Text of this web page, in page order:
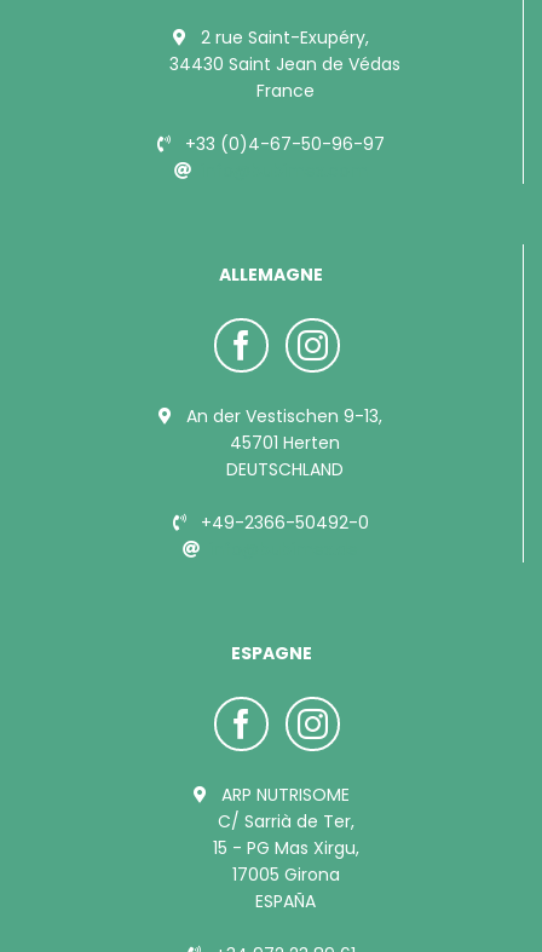
2 rue Saint-Exupéry,
34430 Saint Jean de Védas
France
+33 (0)4-67-50-96-97
ALLEMAGNE
An der Vestischen 9-13,
45701 Herten
DEUTSCHLAND
+49-2366-50492-0
ESPAGNE
ARP NUTRISOME
C/ Sarrià de Ter,
15 - PG Mas Xirgu,
17005 Girona
ESPAÑA